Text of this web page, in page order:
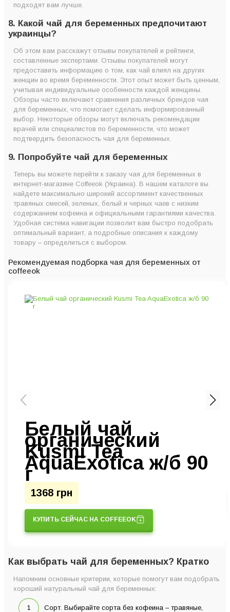
подходят вам лучше.
8. Какой чай для беременных предпочитают
украинцы?
Об этом вам расскажут отзывы покупателей и рейтинги,
составленные экспертами. Отзывы покупателей могут
предоставить информацию о том, как чай влиял на других
женщин во время беременности. Этот опыт может быть ценным,
учитывая индивидуальные особенности каждой женщины.
Обзоры часто включают сравнения различных брендов чая
для беременных, что помогает сделать информированный
выбор. Некоторые обзоры могут включать рекомендации
врачей или специалистов по беременности, что может
подтвердить безопасность чая для беременных.
9. Попробуйте чай для беременных
Теперь вы можете перейти к заказу чая для беременных в
интернет-магазине Coffeeok (Украина). В нашем каталоге вы
найдете максимально широкий ассортимент качественных
травяных смесей, зеленых, белый и черных чаев с низким
содержанием кофеина и официальными гарантиями качества.
Удобная система навигации позволит вам быстро подобрать
оптимальный вариант, а подробные описания к каждому
товару – определиться с выбором.
Рекомендуемая подборка чая для беременных от
coffeeok
Белый чай
органический
Kusmi Tea
AquaExotica ж/б 90
г
1368 грн
КУПИТЬ СЕЙЧАС НА COFFEEOK
Как выбрать чай для беременных? Кратко
Напомним основные критерии, которые помогут вам подобрать
хороший натуральный чай для беременных:
Сорт. Выбирайте сорта без кофеина – травяные,